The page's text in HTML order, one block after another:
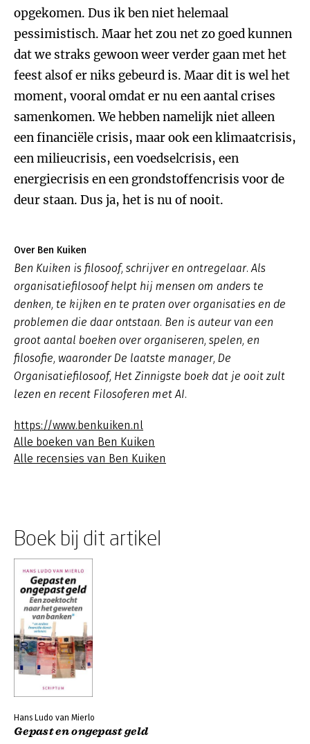
opgekomen. Dus ik ben niet helemaal
pessimistisch. Maar het zou net zo goed kunnen
dat we straks gewoon weer verder gaan met het
feest alsof er niks gebeurd is. Maar dit is wel het
moment, vooral omdat er nu een aantal crises
samenkomen. We hebben namelijk niet alleen
een financiële crisis, maar ook een klimaatcrisis,
een milieucrisis, een voedselcrisis, een
energiecrisis en een grondstoffencrisis voor de
deur staan. Dus ja, het is nu of nooit.
Over Ben Kuiken
Ben Kuiken is filosoof, schrijver en ontregelaar. Als
organisatiefilosoof helpt hij mensen om anders te
denken, te kijken en te praten over organisaties en de
problemen die daar ontstaan. Ben is auteur van een
groot aantal boeken over organiseren, spelen, en
filosofie, waaronderDe laatste manager, De
Organisatiefilosoof, Het Zinnigste boek dat je ooit zult
lezen en recent Filosoferen met AI.
https://www.benkuiken.nl
Alle boeken van Ben Kuiken
Alle recensies van Ben Kuiken
Boek bij dit artikel
Hans Ludo van Mierlo
Gepast en ongepast geld